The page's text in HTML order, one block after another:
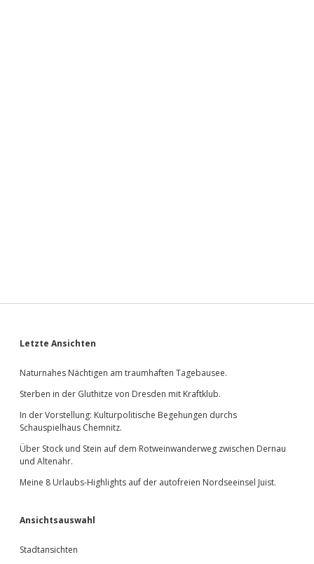
Sidebar
Letzte Ansichten
Naturnahes Nächtigen am traumhaften Tagebausee.
Sterben in der Gluthitze von Dresden mit Kraftklub.
In der Vorstellung: Kulturpolitische Begehungen durchs
Schauspielhaus Chemnitz.
Über Stock und Stein auf dem Rotweinwanderweg zwischen Dernau
und Altenahr.
Meine 8 Urlaubs-Highlights auf der autofreien Nordseeinsel Juist.
Ansichtsauswahl
Stadtansichten